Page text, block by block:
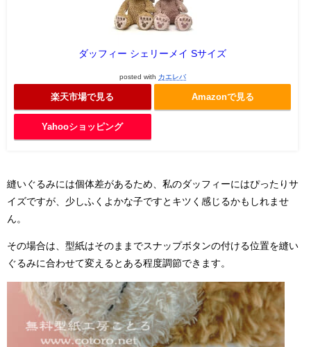
ダッフィー シェリーメイ Sサイズ
posted with カエレバ
楽天市場で見る Amazonで見る
Yahooショッピング
縫いぐるみには個体差があるため、私のダッフィーにはぴったりサ
イズですが、少しふくよかな子ですとキツく感じるかもしれませ
ん。
その場合は、型紙はそのままでスナップボタンの付ける位置を縫い
ぐるみに合わせて変えるとある程度調節できます。